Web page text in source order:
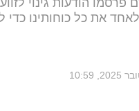
פרסמו הודעות גינוי
את כל כוחותינו